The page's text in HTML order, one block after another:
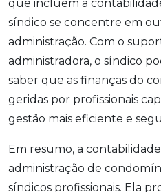
que incluem a
síndico se concentre em
administração. Com o
administradora, o síndico
saber que as finanças do
geridas por profissionais
gestão mais eficiente e
Em resumo, a
administração de
síndicos profissionais. Ela